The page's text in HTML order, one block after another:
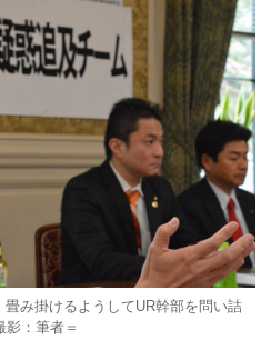
み掛けるようしてUR幹部を問い詰
：筆者＝